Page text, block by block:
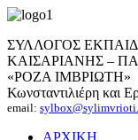
ΣΥΛΛΟΓΟΣ
ΚΑΙΣΑΡΙΑΝΗΣ –
«ΡΟΖΑ ΙΜΒΡΙΩΤΗ»
Κωνσταντιλιέρη και
email:
ΑΡΧΙΚΗ